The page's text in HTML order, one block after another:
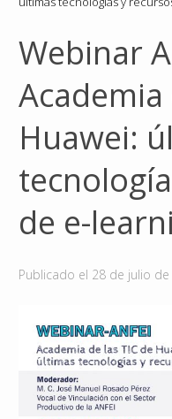
Publicaciones
Webinar
Academia
Huawei:
de e-
Publicado el 28 de julio de